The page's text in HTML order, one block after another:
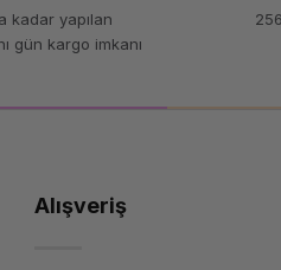
kadar yapılan
gün kargo imkanı
Alışveriş